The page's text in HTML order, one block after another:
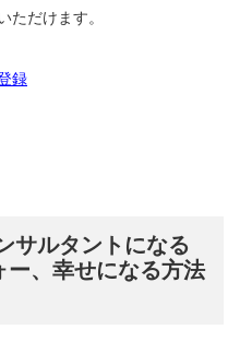
だけます。
録
サルタントになる
ー、幸せになる方法